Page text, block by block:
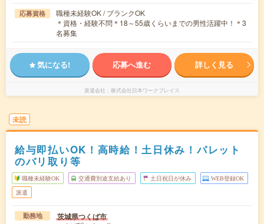
応募資格
職種未経験OK / ブランクOK
＊資格・経験不問＊18～55歳くらいまでの男性活躍中！＊3
名募集
気になる! 応募へ進む 詳しく見る
派遣会社 株式会社日本ワークプレイス
未読
給与即払いOK！高時給！土日休み！パレット
のバリ取り等
職種未経験OK 交通費別途支給あり 土日祝日が休み WEB登録OK
派遣
勤務地 茨城県つくば市